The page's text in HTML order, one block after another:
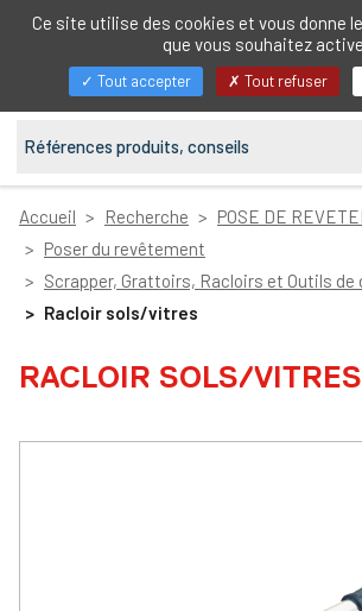
Afficher/masquer
Accueil Recherche
POSE DE
Poser du revêtement
Scrapper, Grattoirs, Racloirs et Outils de
Racloir sols/vitres
RACLOIR SOLS/VITRES
Ce site utilise des cookies et vous donne
que vous souhaitez
Tout accepter Tout refuser